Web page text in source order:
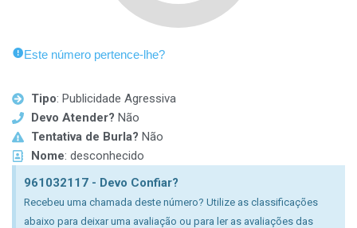
Este número pertence-lhe?
Tipo: Publicidade Agressiva
Devo Atender? Não
Tentativa de Burla? Não
Nome: desconhecido
961032117 - Devo Confiar?
Recebeu uma chamada deste número? Utilize as classificações
abaixo para deixar uma avaliação ou para ler as avaliações das